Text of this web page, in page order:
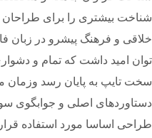
شناخت بیشتری را برای
خلاقی و فرهنگ پیشرو در زبان
توان امید داشت که تمام و
سخت تایپ به پایان رسد وزمان
دستاوردهای اصلی و جوابگوی
طراحی اساسا مورد استفاده